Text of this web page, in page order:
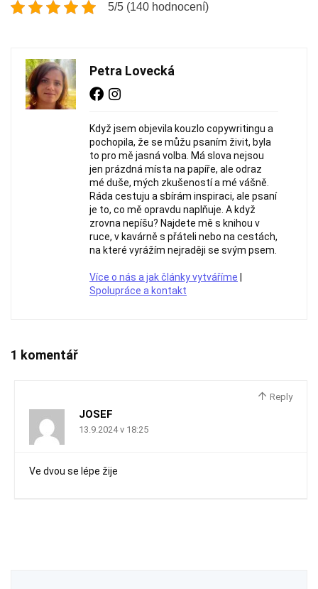
5/5 (140 hodnocení)
Petra Lovecká
Když jsem objevila kouzlo copywritingu a
pochopila, že se můžu psaním živit, byla
to pro mě jasná volba. Má slova nejsou
jen prázdná místa na papíře, ale odraz
mé duše, mých zkušeností a mé vášně.
Ráda cestuju a sbírám inspiraci, ale psaní
je to, co mě opravdu naplňuje. A když
zrovna nepíšu? Najdete mě s knihou v
ruce, v kavárně s přáteli nebo na cestách,
na které vyrážím nejraději se svým psem.
Více o nás a jak články vytváříme
Spolupráce a kontakt
1 komentář
Reply
JOSEF
13.9.2024 v 18:25
Ve dvou se lépe žije